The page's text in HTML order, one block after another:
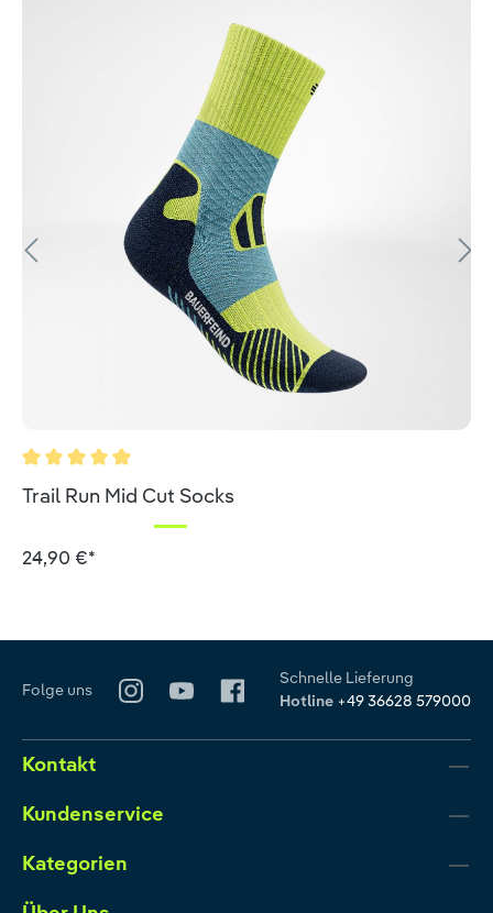
Durchschnittliche Bewertung von 5 von 5 Sternen
Trail Run Mid Cut Socks
24,90 €*
Folge uns
Schnelle Lieferung
Hotline +49 36628 579000
Kontakt
Kundenservice
Kategorien